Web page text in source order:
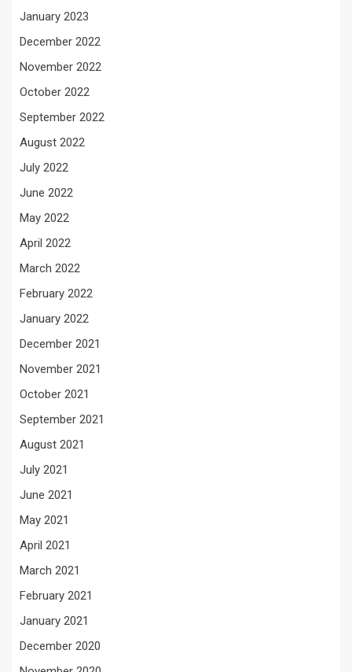
January 2023
December 2022
November 2022
October 2022
September 2022
August 2022
July 2022
June 2022
May 2022
April 2022
March 2022
February 2022
January 2022
December 2021
November 2021
October 2021
September 2021
August 2021
July 2021
June 2021
May 2021
April 2021
March 2021
February 2021
January 2021
December 2020